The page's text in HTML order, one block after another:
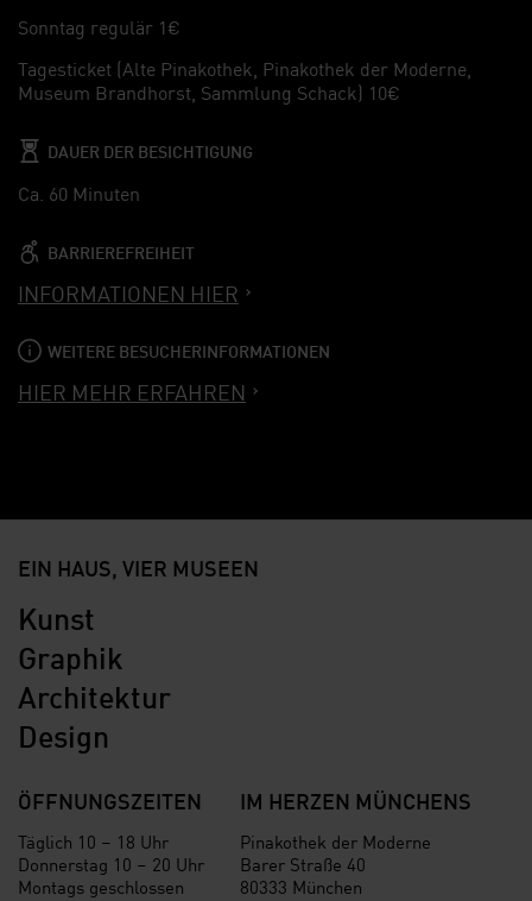
Sonntag regulär 1€
Tagesticket (Alte Pinakothek, Pinakothek der Moderne,
Museum Brandhorst, Sammlung Schack) 10€
DAUER DER BESICHTIGUNG
Ca. 60 Minuten
BARRIEREFREIHEIT
INFORMATIONEN HIER
WEITERE BESUCHERINFORMATIONEN
HIER MEHR ERFAHREN
EIN HAUS, VIER MUSEEN
Kunst
Graphik
Architektur
Design
ÖFFNUNGSZEITEN
Täglich 10 – 18 Uhr
Donnerstag 10 – 20 Uhr
Montags geschlossen
IM HERZEN MÜNCHENS
Pinakothek der Moderne
Barer Straße 40
80333 München